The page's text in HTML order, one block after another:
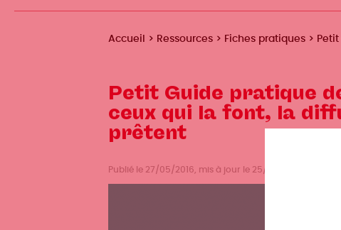
Fil
Accueil Ressources Fiches pratiques
Petit Guide pratique
ceux qui la font, la
prêtent
Publié le 27/05/2016, mis à jour le 25/06/2025